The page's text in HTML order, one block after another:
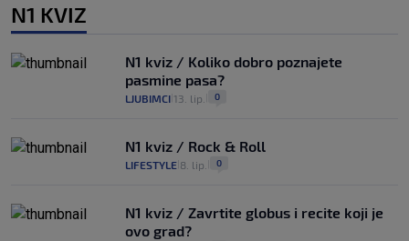
N1 KVIZ
N1 kviz / Koliko dobro poznajete
pasmine pasa?
LJUBIMCI 13. lip. 0
N1 kviz / Rock & Roll
LIFESTYLE 8. lip. 0
N1 kviz / Zavrtite globus i recite koji je
ovo grad?